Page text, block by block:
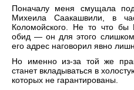
Поначалу меня смущала
Михеила Саакашвили, в
Коломойского. Не то что бы
обид — он для этого
его адрес наговорил явно
Но именно из-за той же
станет вкладываться в
которых не гарантированы.